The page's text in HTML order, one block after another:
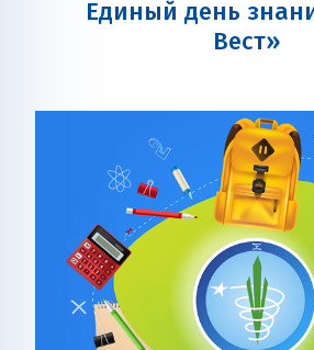
Единый день
Вест»